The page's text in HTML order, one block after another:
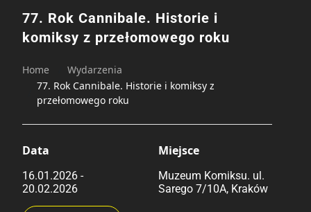
77. Rok Cannibale. Historie i
komiksy z przełomowego roku
Home
Wydarzenia
77. Rok Cannibale. Historie i komiksy z
przełomowego roku
Data
16.01.2026 -
20.02.2026
Miejsce
Muzeum Komiksu. ul.
Sarego 7/10A, Kraków